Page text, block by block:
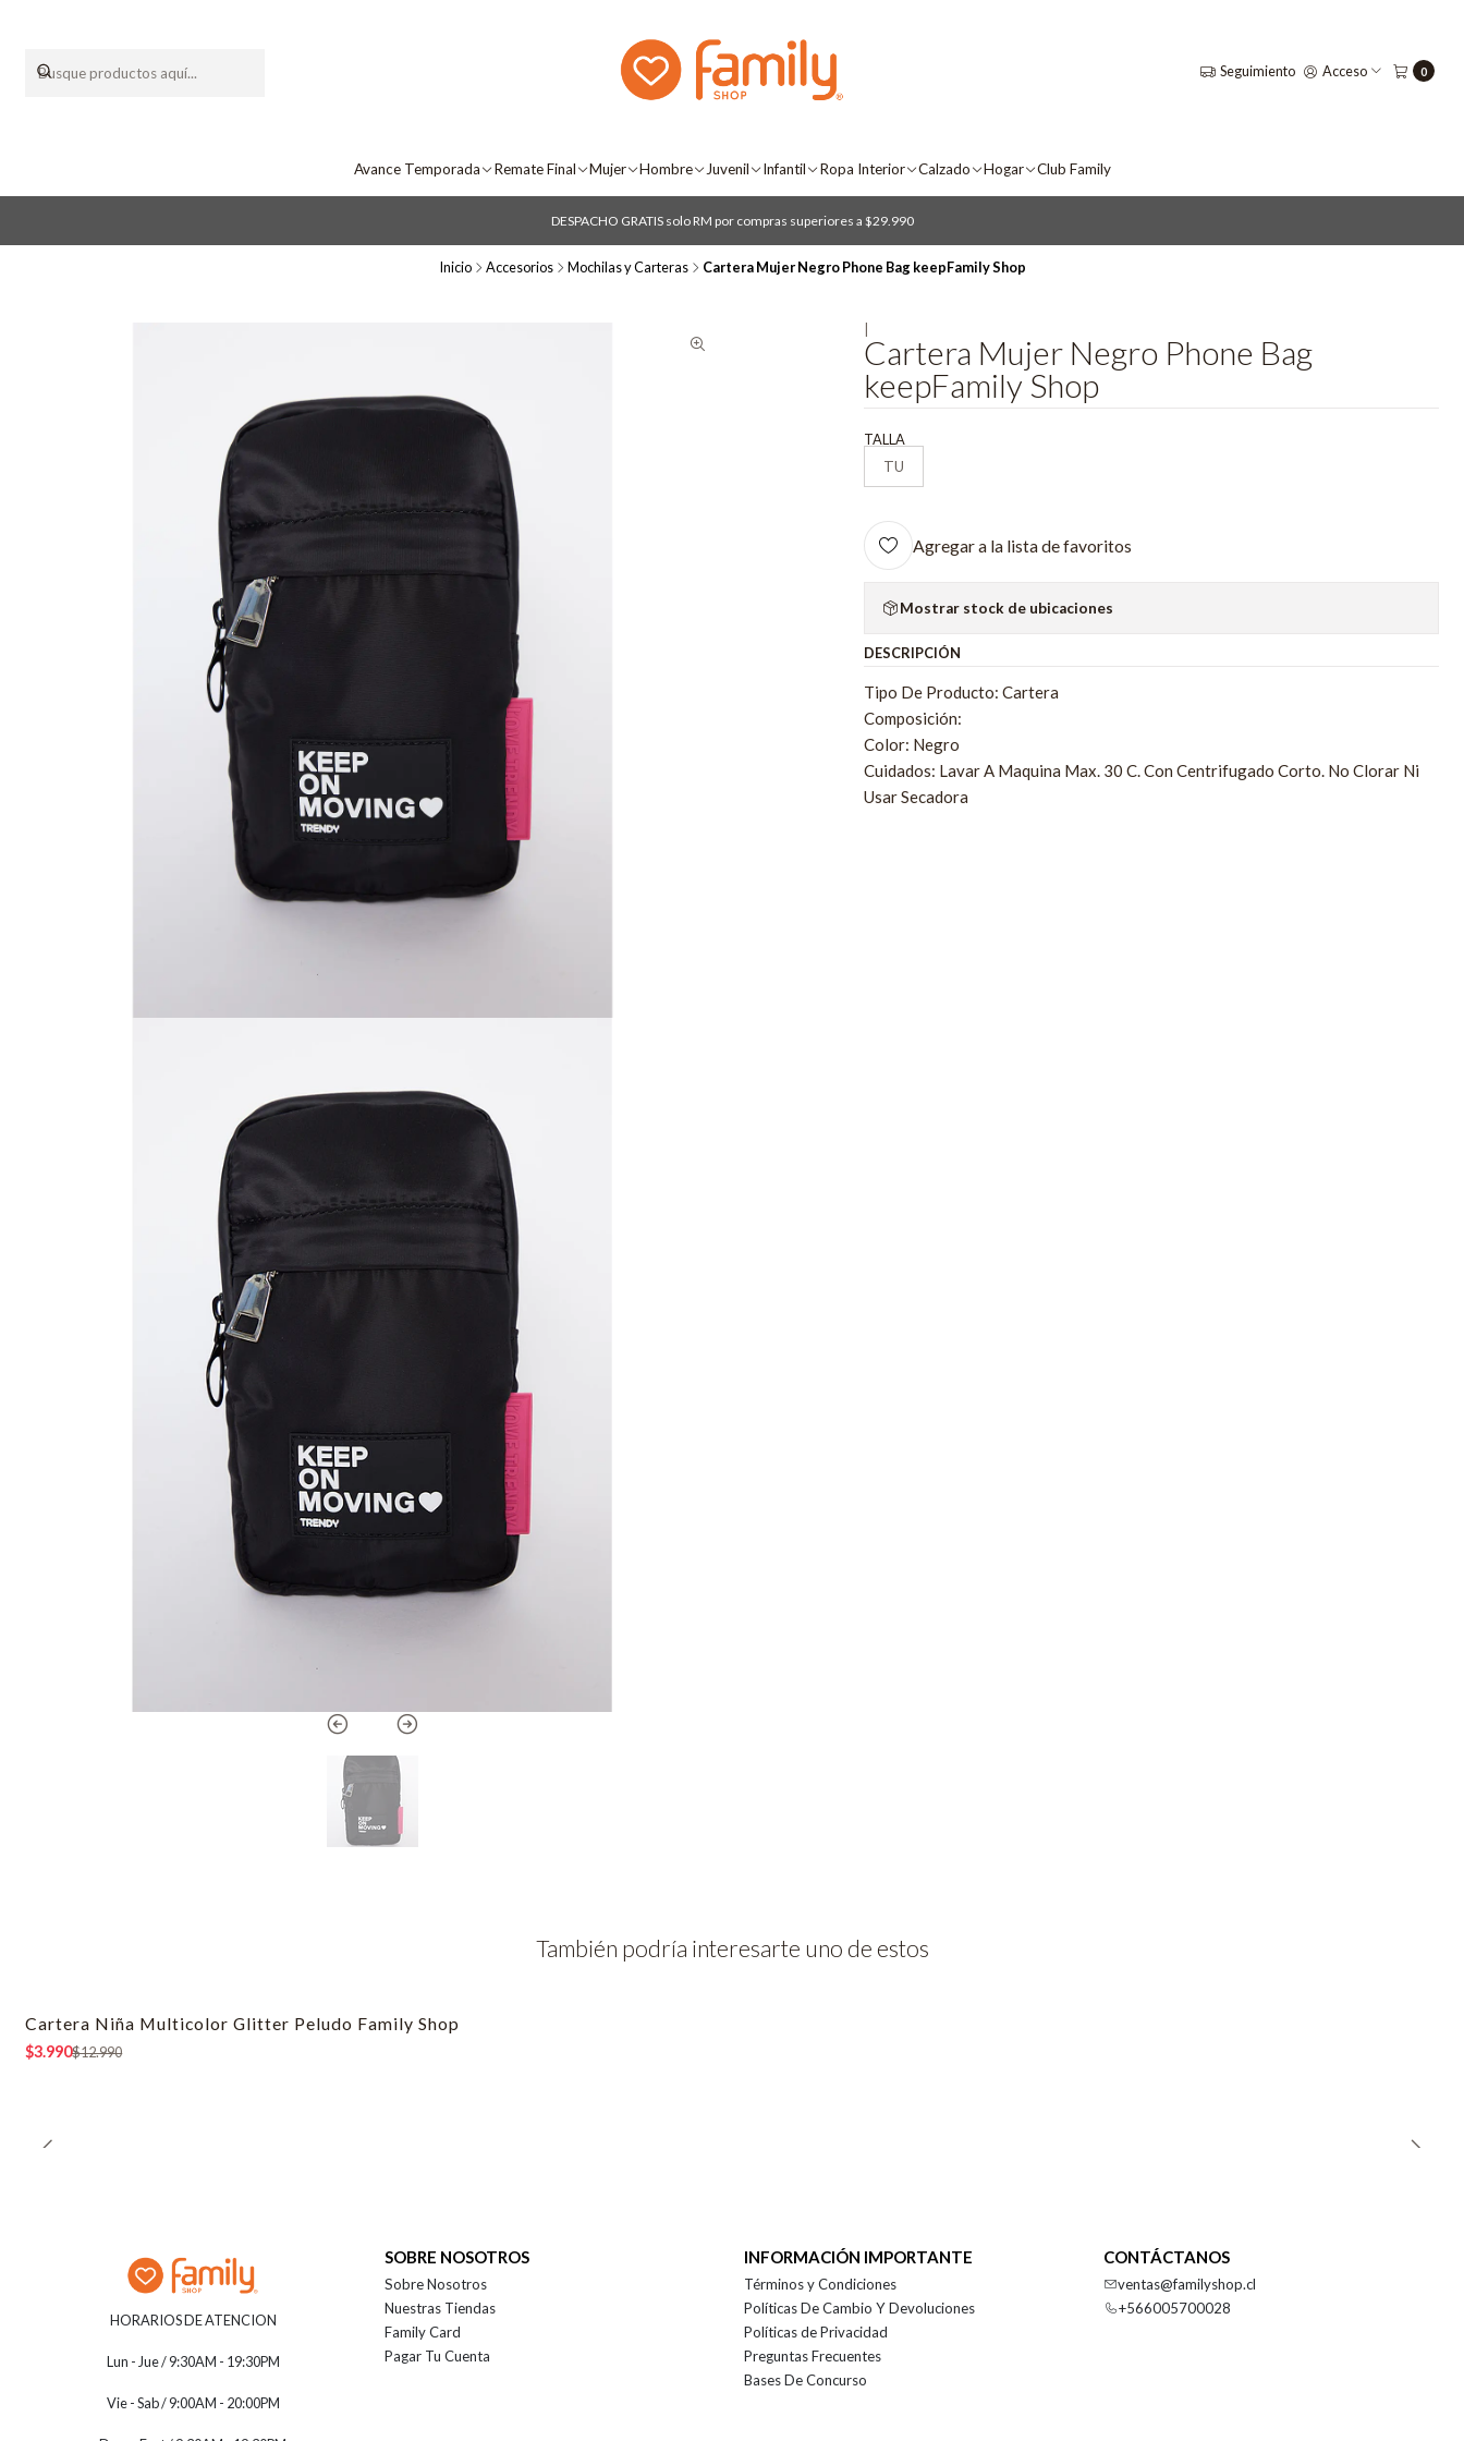
Seguimiento Acceso 0
Avance Temporada Remate Final Mujer Hombre Juvenil Infantil Ropa Interior Calzado Hogar Club Family
DESPACHO GRATIS solo RM por compras superiores a $29.990
Inicio Accesorios Mochilas y Carteras Cartera Mujer Negro Phone Bag keepFamily Shop
Cartera Mujer Negro Phone Bag
keepFamily Shop
TALLA
TU
Agregar a la lista de favoritos
Mostrar stock de ubicaciones
DESCRIPCIÓN
Tipo De Producto: Cartera
Composición:
Color: Negro
Cuidados: Lavar A Maquina Max. 30 C. Con Centrifugado Corto. No Clorar Ni
Usar Secadora
También podría interesarte uno de estos
-69% OFF
Cartera Niña Multicolor Glitter Peludo Family Shop
$3.990$12.990
HORARIOS DE ATENCION
Lun - Jue / 9:30AM - 19:30PM
Vie - Sab / 9:00AM - 20:00PM
SOBRE NOSOTROS
Sobre Nosotros
Nuestras Tiendas
Family Card
Pagar Tu Cuenta
INFORMACIÓN IMPORTANTE
Términos y Condiciones
Políticas De Cambio Y Devoluciones
Políticas de Privacidad
Preguntas Frecuentes
Bases De Concurso
CONTÁCTANOS
ventas@familyshop.cl
+566005700028